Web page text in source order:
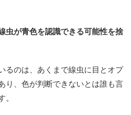
虫が青色を認識できる可能性を捨
るのは、あくまで線虫に目とオプ
り、色が判断できないとは誰も言